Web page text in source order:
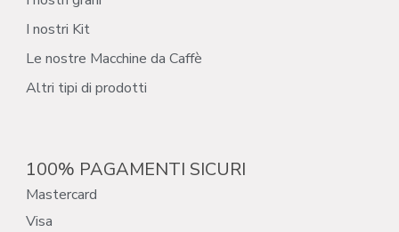
I nostri Kit
Le nostre Macchine da Caffè
Altri tipi di prodotti
100% PAGAMENTI SICURI
Mastercard
Visa